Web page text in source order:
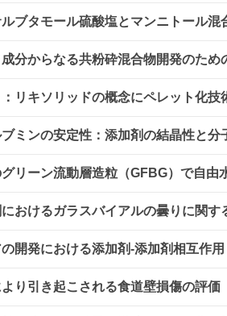
ブタモール硫酸塩とマンニトール
分からなる共粉砕混合物開発のた
：リキソリッドの概念にペレット化
ミンの安定性：添加剤の結晶性と
リーン流動層造粒（GFBG）で自
おけるガラスバイアルの曇りに関す
開発における添加剤-添加剤相互作
り引き起こされる食道壁損傷の評価